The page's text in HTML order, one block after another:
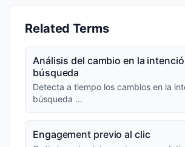
Related Terms
Análisis del cambio en la
búsqueda
Detecta a tiempo los cambios en la
búsqueda …
Engagement previo al clic